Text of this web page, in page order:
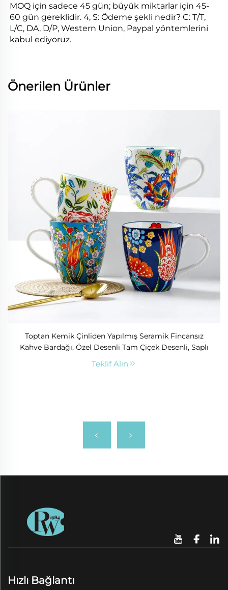
MOQ için sadece 45 gün; büyük miktarlar için 45-
60 gün gereklidir. 4, S: Ödeme şekli nedir? C: T/T,
L/C, DA, D/P, Western Union, Paypal yöntemlerini
kabul ediyoruz.
Önerilen Ürünler
Toptan Kemik Çinliden Yapılmış Seramik Fincansız
Kahve Bardağı, Özel Desenli Tam Çiçek Desenli, Saplı
Teklif Alın
Hızlı Bağlantı